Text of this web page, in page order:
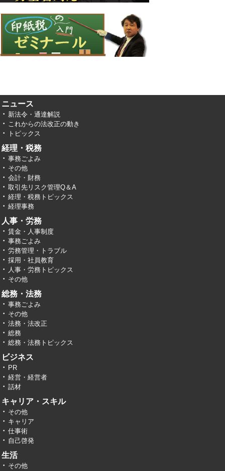
ニュース
新法令・通達解説
これからの法改正の動き
トピックス
経理・税務
事務ごよみ
その他
会計・財務
取引先リスク管理Q＆A
経理・税務トピックス
経理事務
人事・労務
賃金・人事制度
事務ごよみ
労務管理・トラブル
採用・社員教育
人事・労務トピックス
その他
総務・法務
事務ごよみ
その他
法務・法改正
総務
総務・法務トピックス
ビジネス
PR
経営・経営者
話材
キャリア・スキル
その他
キャリア
仕事術
自己啓発
生活
その他